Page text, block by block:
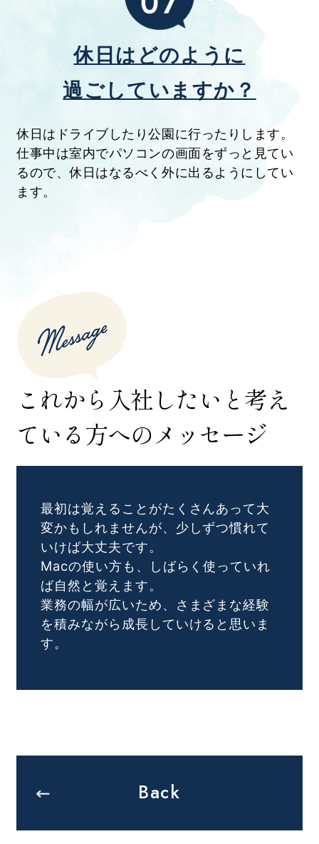
休日はどのように
過ごしていますか？
休日はドライブしたり公園に行ったりします。
仕事中は室内でパソコンの画面をずっと見てい
るので、休日はなるべく外に出るようにしてい
ます。
これから入社したいと考え
ている方へのメッセージ
最初は覚えることがたくさんあって大
変かもしれませんが、少しずつ慣れて
いけば大丈夫です。
Macの使い方も、しばらく使っていれ
ば自然と覚えます。
業務の幅が広いため、さまざまな経験
を積みながら成長していけると思いま
す。
Back